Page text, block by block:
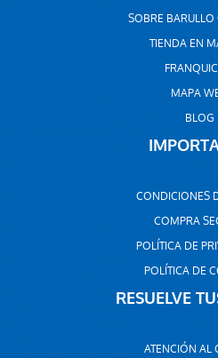
SOBRE
TIENDA EN
MAPA
BLOG
CONDICIONES
COMPRA
POLÍTICA DE
POLÍTICA DE
RESUELVE
ATENCIÓN AL